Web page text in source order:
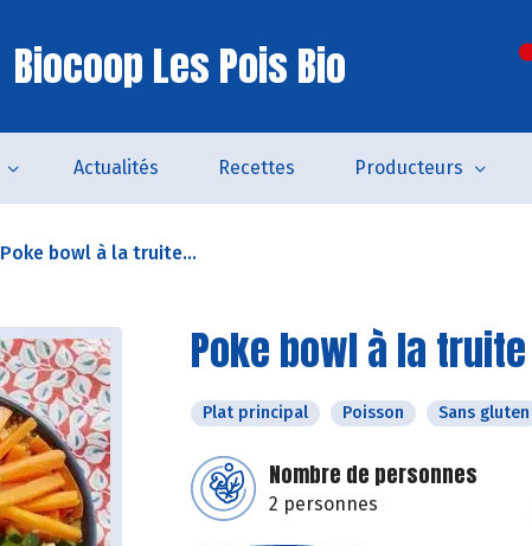
Biocoop Les Pois Bio
Actualités Recettes Producteurs
Poke bowl à la truite...
Poke bowl à la
Plat principal Poisson Sans gluten
Nombre de personnes
2 personnes